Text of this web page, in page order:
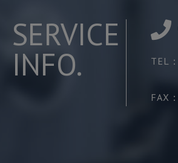
SERVICE
INFO. TEL：
FAX：